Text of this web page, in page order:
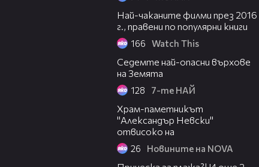
Най-чаканите филми през 2016
г., правени по популярни книги
166 Watch This
Седемте най-опасни върхове
на Земята
128 7-те НАЙ
Храм-паметникът
"Александър Невски"
отвисоко на
26 Новините на NOVA